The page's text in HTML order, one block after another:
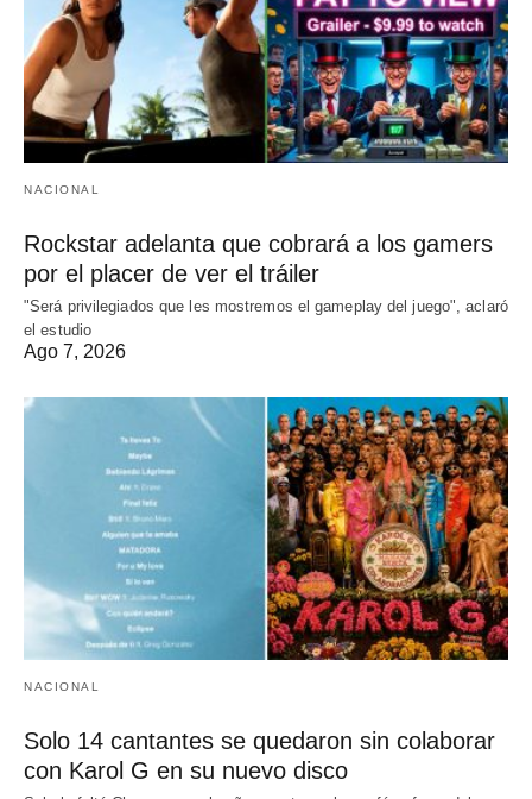
NACIONAL
Rockstar adelanta que cobrará a los gamers
por el placer de ver el tráiler
"Será privilegiados que les mostremos el gameplay del juego", aclaró
el estudio
Ago 7, 2026
NACIONAL
Solo 14 cantantes se quedaron sin colaborar
con Karol G en su nuevo disco